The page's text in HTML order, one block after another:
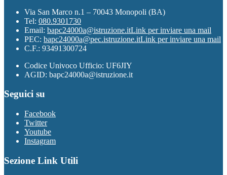
Via San Marco n.1 – 70043 Monopoli (BA)
Tel: 080.9301730
Email: bapc24000a@istruzione.itLink per inviare una mail
PEC: bapc24000a@pec.istruzione.itLink per inviare una mail
C.F.: 93491300724
Codice Univoco Ufficio: UF6JIY
AGID: bapc24000a@istruzione.it
Seguici su
Facebook
Twitter
Youtube
Instagram
Sezione Link Utili